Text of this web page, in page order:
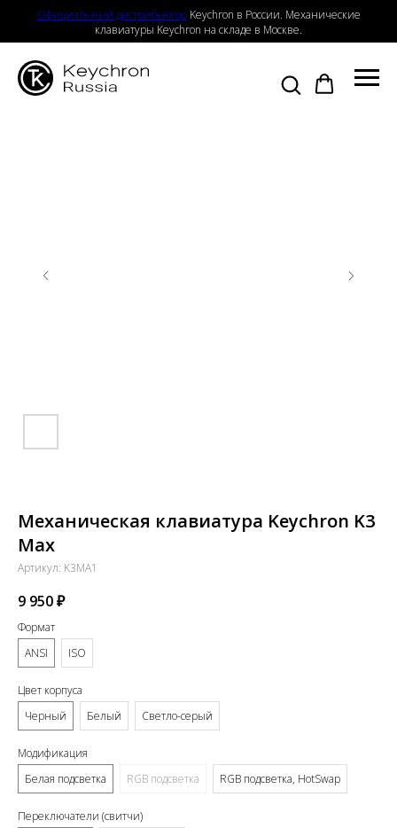
Официальный дистрибьютор Keychron в России. Механические
клавиатуры Keychron на складе в Москве.
Механическая клавиатура Keychron K3
Max
Артикул: K3MA1
9 950₽
Формат
ANSI
ISO
Цвет корпуса
Черный
Белый Светло-серый
Модификация
Белая подсветка
RGB подсветка RGB подсветка, HotSwap
Переключатели (свитчи)